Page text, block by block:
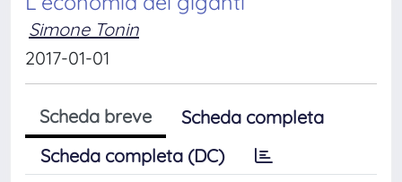
Simone Tonin
2017-01-01
Scheda breve
Scheda completa
Scheda completa (DC)